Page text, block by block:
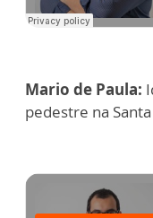
Mario de Paula:
pedestre na